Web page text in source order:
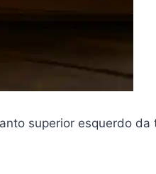
superior esquerdo da